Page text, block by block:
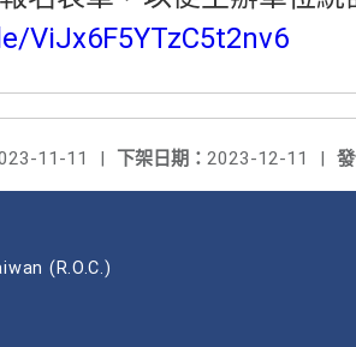
ViJx6F5YTzC5t2nv6
下架日期： 2023-12-11 |
11-11 |
(R.O.C.)